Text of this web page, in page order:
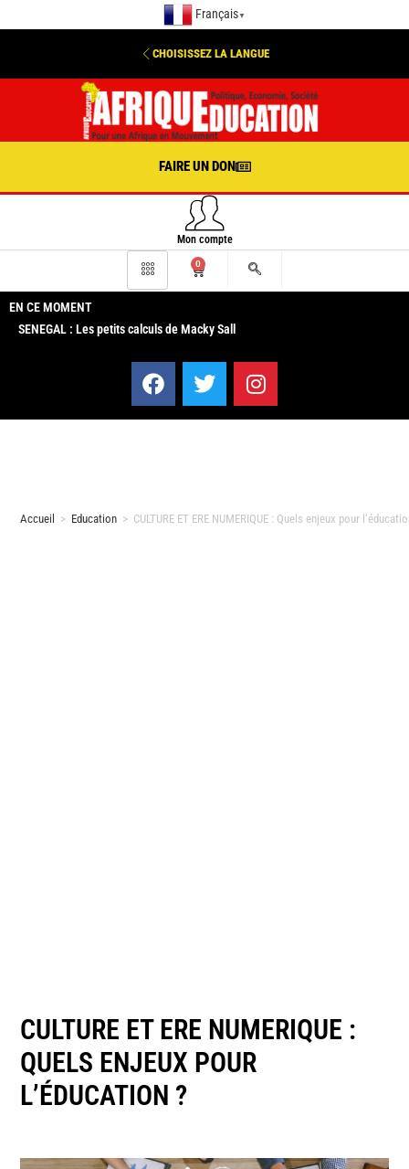
Français ▼
CHOISISSEZ LA LANGUE
FAIRE UN DON
Mon compte
0
EN CE MOMENT
SENEGAL : Les petits calculs de Macky Sall
Accueil > Education > CULTURE ET ERE NUMERIQUE : Quels enjeux pour
CULTURE ET ERE NUMERIQUE :
QUELS ENJEUX POUR
L’ÉDUCATION ?